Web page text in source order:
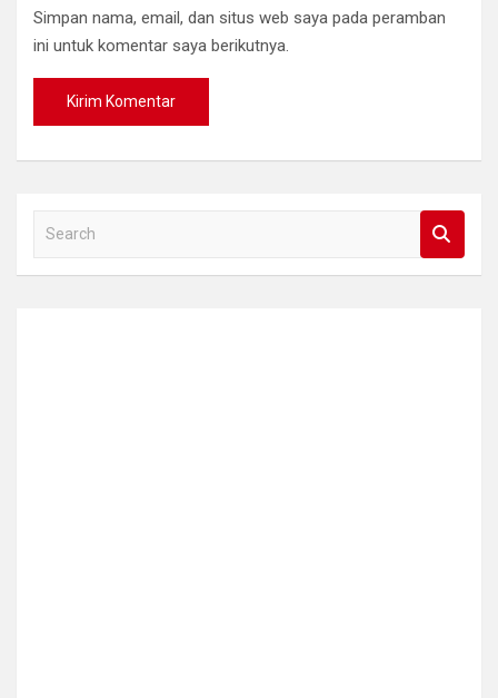
Simpan nama, email, dan situs web saya pada peramban
ini untuk komentar saya berikutnya.
a